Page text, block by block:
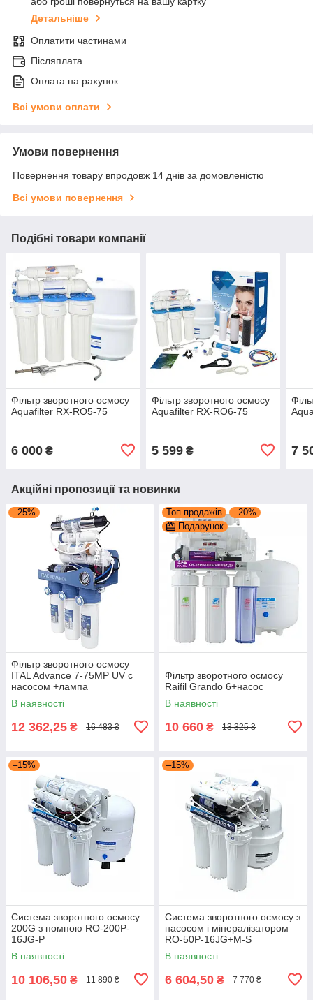
Детальніше
Оплатити частинами
Післяплата
Оплата на рахунок
Всі умови оплати
Умови повернення
Повернення товару впродовж 14 днів за домовленістю
Всі умови повернення
Подібні товари компанії
Фільтр зворотного осмосу
Aquafilter RX-RO5-75
6 000 ₴
Фільтр зворотного осмосу
Aquafilter RX-RO6-75
5 599₴ 7
Акційні пропозиції та новинки
–25%
Фільтр зворотного осмосу
ITAL Advance 7-75MP UV с
насосом +лампа
В наявності
12 362,25 ₴ 16 483 ₴
Топ продажів
–20%
Подарунок
Фільтр зворотного осмосу
Raifil Grando 6+насос
В наявності
10 660 ₴ 13 325 ₴
–15%
Система зворотного осмосу
200G з помпою RO-200P-
16JG-P
В наявності
10 106,50 ₴ 11 890 ₴
–15%
Система зворотного осмосу з
насосом і мінералізатором
RO-50P-16JG+M-S
В наявності
6 604,50 ₴ 7 770 ₴